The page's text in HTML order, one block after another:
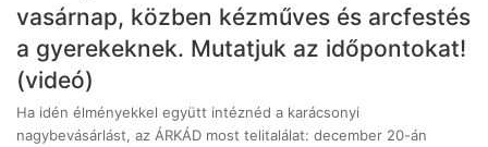
vasárnap, közben kézműves és arcfestés
a gyerekeknek. Mutatjuk az időpontokat!
(videó)
Ha idén élményekkel együtt intéznéd a karácsonyi
nagybevásárlást, az ÁRKÁD most telitalálat: december 20-án